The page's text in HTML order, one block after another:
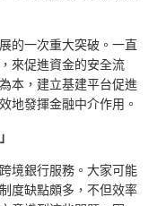
的一次重大突破。一直
來促進資金的安全流
本，建立基建平台促進
地發揮金融中介作用。
境銀行服務。大家可能
度缺點頗多，不但效率